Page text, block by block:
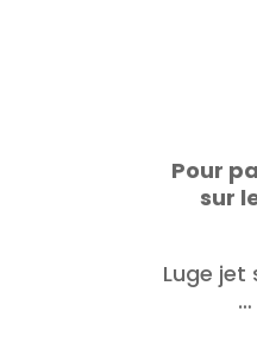
Pour
sur
Luge jet